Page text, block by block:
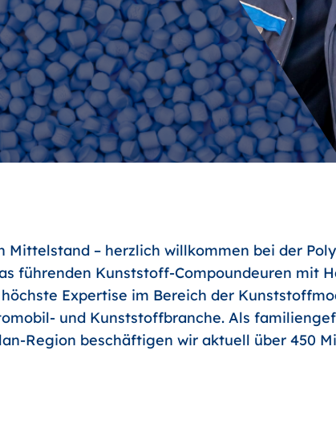
Mittelstand – herzlich willkommen bei der
führenden Kunststoff-Compoundeuren mit
Expertise im Bereich der
und Kunststoffbranche. Als
Region beschäftigen wir aktuell über 450